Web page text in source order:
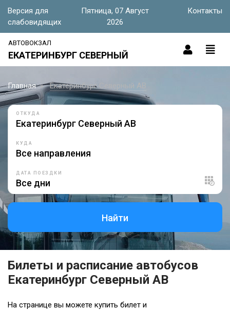
Версия для
слабовидящих
Пятница, 07 Август
2026
Контакты
АВТОВОКЗАЛ
ЕКАТЕРИНБУРГ СЕВЕРНЫЙ
Главная Екатеринбург Северный АВ
ОТКУДА
КУДА
ДАТА ПОЕЗДКИ
Найти
Билеты и расписание автобусов
Екатеринбург Северный АВ
На странице вы можете купить билет и